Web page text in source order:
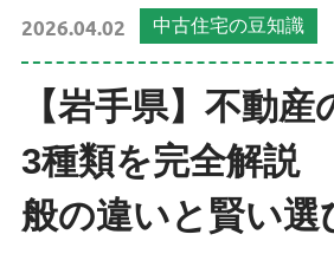
2026.04.02 中古住宅の豆知識
【岩手県】不動
3種類を完全解説
般の違いと賢い選